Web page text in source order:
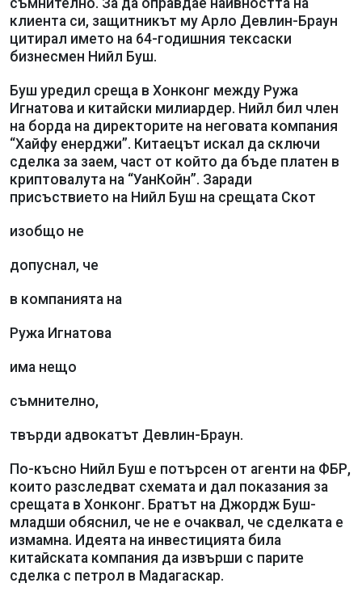
клиента си, защитникът му Арло Девлин-Браун
цитирал името на 64-годишния тексаски
бизнесмен Нийл Буш.
Буш уредил среща в Хонконг между Ружа
Игнатова и китайски милиардер. Нийл бил член
на борда на директорите на неговата компания
“Хайфу енерджи”. Китаецът искал да сключи
сделка за заем, част от който да бъде платен в
криптовалута на “УанКойн”. Заради
присъствието на Нийл Буш на срещата Скот
изобщо не
допуснал, че
в компанията на
Ружа Игнатова
има нещо
съмнително,
твърди адвокатът Девлин-Браун.
По-късно Нийл Буш е потърсен от агенти на ФБР,
които разследват схемата и дал показания за
срещата в Хонконг. Братът на Джордж Буш-
младши обяснил, че не е очаквал, че сделката е
измамна. Идеята на инвестицията била
китайската компания да извърши с парите
сделка с петрол в Мадагаскар.